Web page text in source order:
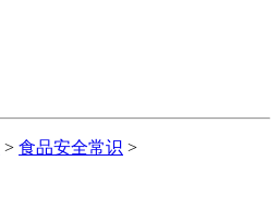
> 食品安全常识 >